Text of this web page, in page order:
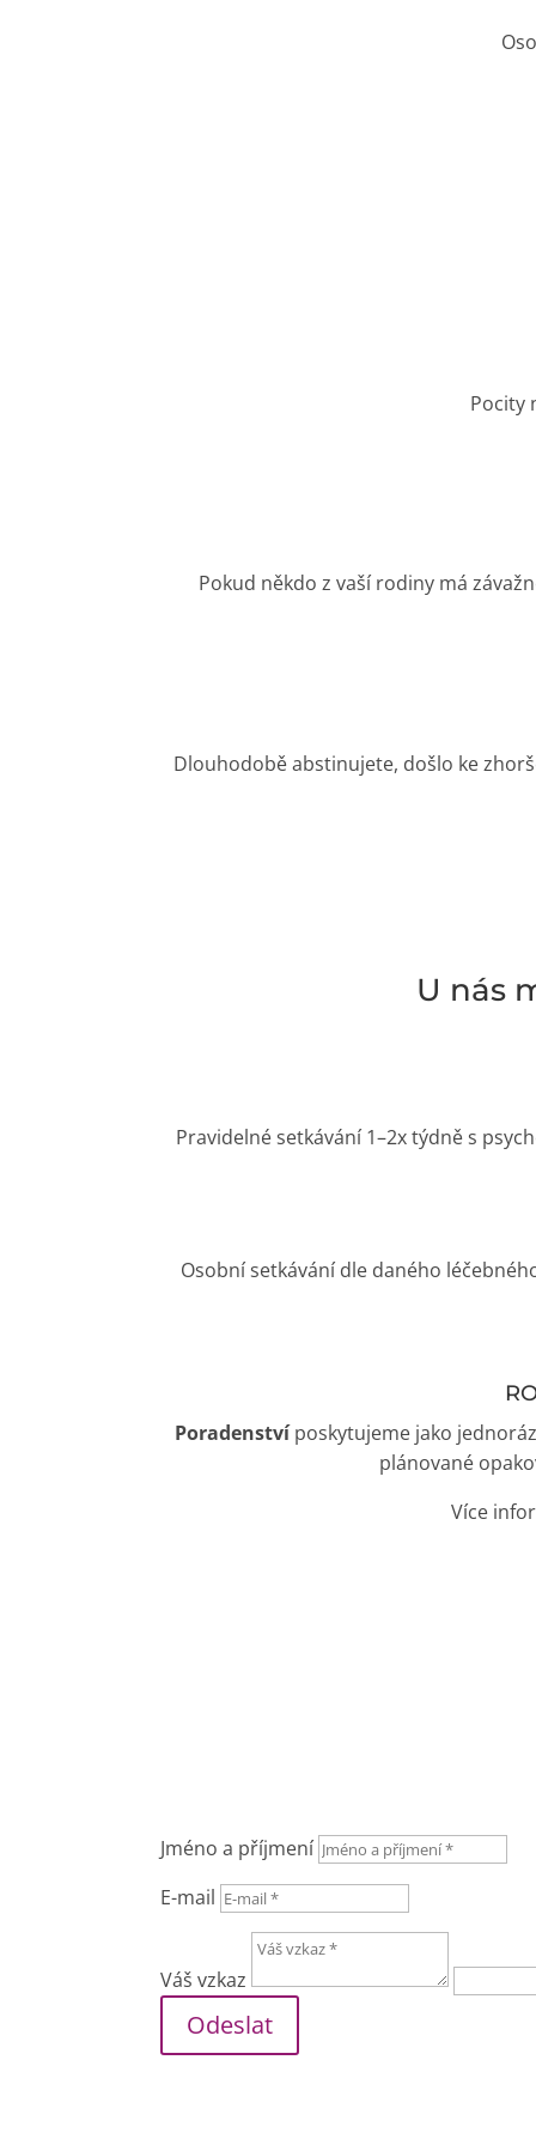
Pocity
Pokud někdo z vaší rodiny má
Dlouhodobě abstinujete, došlo ke
U nás
Pravidelné setkávání 1–2x týdně s
Osobní setkávání dle daného
Poradenstvíposkytujeme jako
plánované
Více
Jméno a příjmení
E-mail
Váš vzkaz
Odeslat